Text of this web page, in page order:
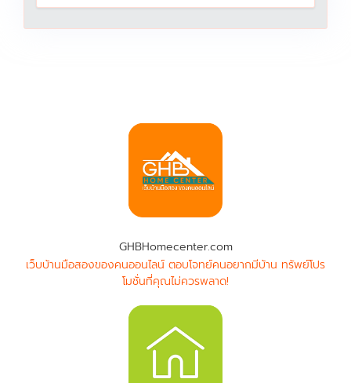
GHBHomecenter.com
เว็บบ้านมือสองของคนออนไลน์ ตอบโจทย์คนอยากมีบ้าน ทรัพย์โปร
โมชั่นที่คุณไม่ควรพลาด!